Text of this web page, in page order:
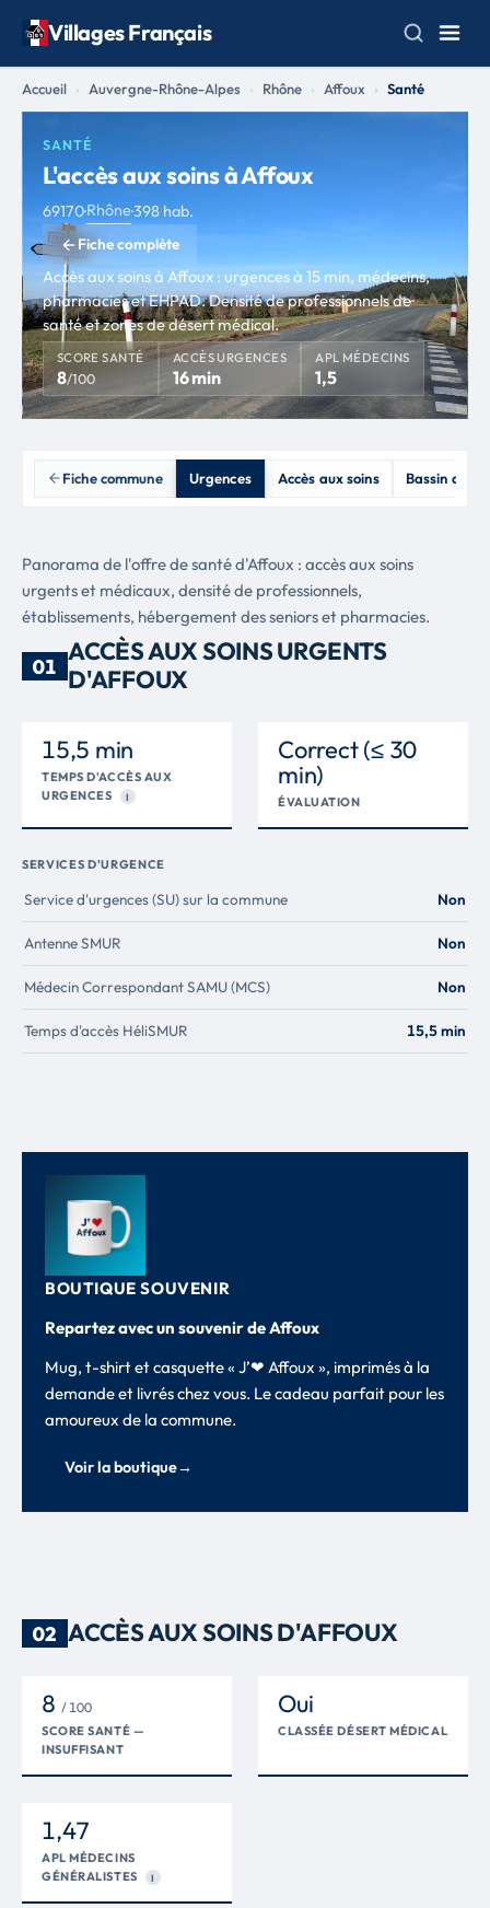
Villages Français
Accueil Auvergne-Rhône-Alpes Rhône Affoux Santé
SANTÉ
L'accès aux soins à Affoux
69170·Rhône·398 hab.
Fiche complète
Accès aux soins à Affoux : urgences à 15 min, médecins,
pharmacies et EHPAD. Densité de professionnels de
santé et zones de désert médical.
SCORE SANTÉ
8/100
ACCÈS URGENCES
16 min
APL MÉDECINS
1,5
Fiche commune Urgences Accès aux soins Bassin de vie
Panorama de l'offre de santé d'Affoux : accès aux soins
urgents et médicaux, densité de professionnels,
établissements, hébergement des seniors et pharmacies.
01
ACCÈS AUX SOINS URGENTS
D'AFFOUX
15,5 min
TEMPS D'ACCÈS AUX
URGENCES
I
Correct (≤ 30
min)
ÉVALUATION
SERVICES D'URGENCE
Service d'urgences (SU) sur la commune Non
Antenne SMUR Non
Médecin Correspondant SAMU (MCS) Non
Temps d'accès HéliSMUR 15,5 min
BOUTIQUE SOUVENIR
Repartez avec un souvenir de Affoux
Mug, t-shirt et casquette « J’❤ Affoux », imprimés à la
demande et livrés chez vous. Le cadeau parfait pour les
amoureux de la commune.
Voir la boutique→
02 ACCÈS AUX SOINS D'AFFOUX
8 / 100
SCORE SANTÉ —
INSUFFISANT
Oui
CLASSÉE DÉSERT MÉDICAL
1,47
APL MÉDECINS
GÉNÉRALISTES
I